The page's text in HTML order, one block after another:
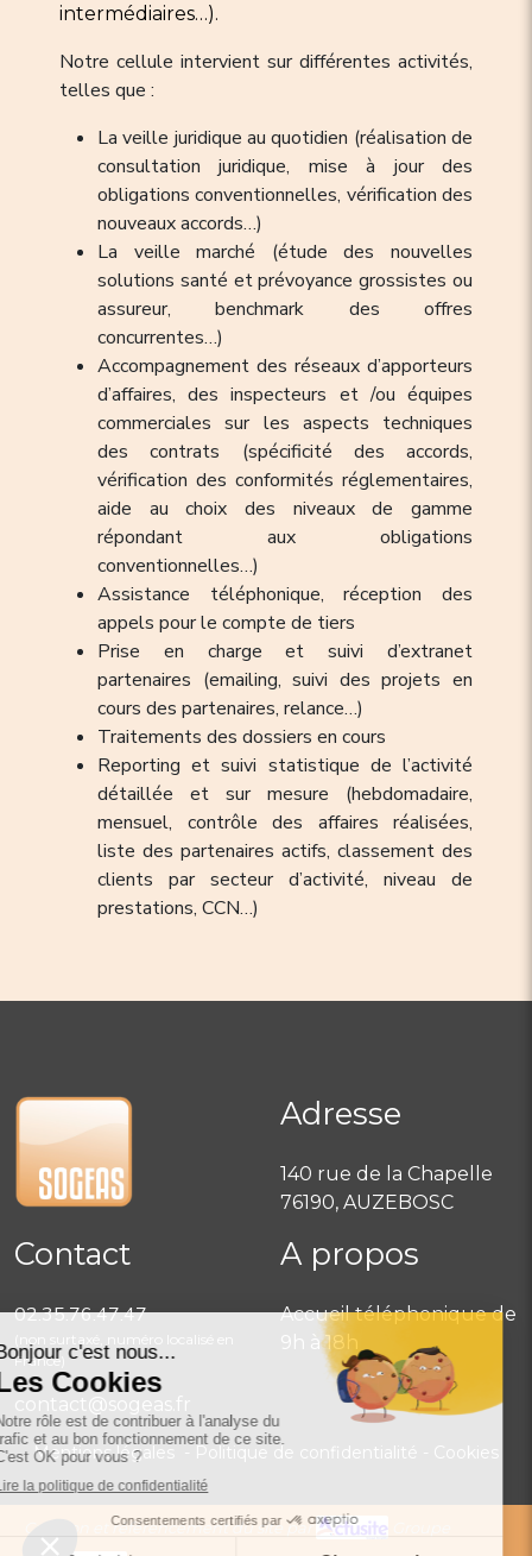
intermédiaires…).
Notre cellule intervient sur différentes activités,
telles que :
La veille juridique au quotidien (réalisation de
consultation juridique, mise à jour des
obligations conventionnelles, vérification des
nouveaux accords…)
La veille marché (étude des nouvelles
solutions santé et prévoyance grossistes ou
assureur, benchmark des offres
concurrentes…)
Accompagnement des réseaux d’apporteurs
d’affaires, des inspecteurs et /ou équipes
commerciales sur les aspects techniques
des contrats (spécificité des accords,
vérification des conformités réglementaires,
aide au choix des niveaux de gamme
répondant aux obligations
conventionnelles…)
Assistance téléphonique, réception des
appels pour le compte de tiers
Prise en charge et suivi d’extranet
partenaires (emailing, suivi des projets en
cours des partenaires, relance…)
Traitements des dossiers en cours
Reporting et suivi statistique de l’activité
détaillée et sur mesure (hebdomadaire,
mensuel, contrôle des affaires réalisées,
liste des partenaires actifs, classement des
clients par secteur d’activité, niveau de
prestations, CCN…)
Adresse
140 rue de la Chapelle
76190, AUZEBOSC
Contact
02.35.76.47.47
(non surtaxé, numéro localisé en
France)
contact@sogeas.fr
A propos
Accueil téléphonique de
9h à 18h
Mentions légales - Politique de confidentialité - Cookies
Création et référencement du site par